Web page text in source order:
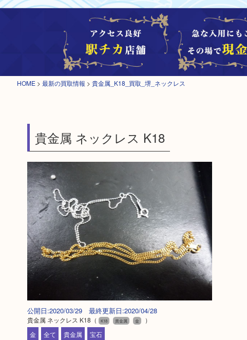
HOME > 最新の買取情報 > 貴金属_K18_買取_堺_ネックレス
貴金属 ネックレス K18
公開日:2020/03/29 最終更新日:2020/04/28
貴金属 ネックレス K18 （ K18 貴金属 金
）
金
全て 貴金属 宝石